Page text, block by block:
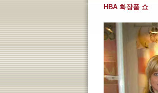
HBA 화장품 쇼